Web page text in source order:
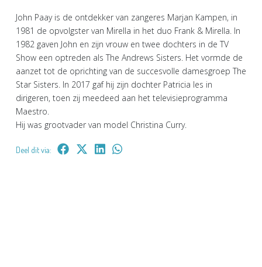
John Paay is de ontdekker van zangeres Marjan Kampen, in
1981 de opvolgster van Mirella in het duo Frank & Mirella. In
1982 gaven John en zijn vrouw en twee dochters in de TV
Show een optreden als The Andrews Sisters. Het vormde de
aanzet tot de oprichting van de succesvolle damesgroep The
Star Sisters. In 2017 gaf hij zijn dochter Patricia les in
dirigeren, toen zij meedeed aan het televisieprogramma
Maestro.
Hij was grootvader van model Christina Curry.
Deel dit via: